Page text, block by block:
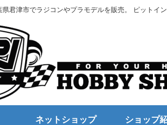
県君津市でラジコンやプラモデルを販売。 ピットイ
ネットショップ ショップ